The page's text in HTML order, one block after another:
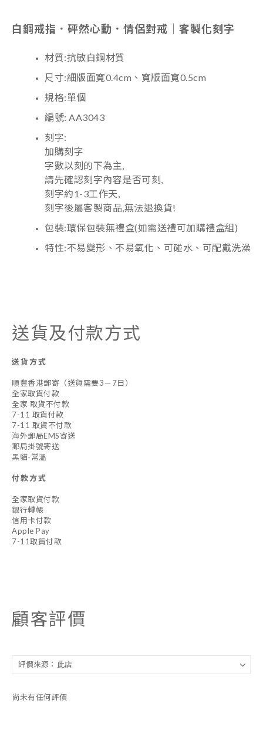
白鋼戒指．砰然心動．情侶對戒｜客製化刻字
材質:抗敏白鋼材質
尺寸:細版面寬0.4cm、寬版面寬0.5cm
規格:單個
編號: AA3043
刻字:
加購刻字
字數以刻的下為主,
請先確認刻字內容是否可刻,
刻字約1-3工作天,
刻字後屬客製商品,無法退換貨!
包裝:環保包裝無禮盒(如需送禮可加購禮盒組)
特性:不易變形、不易氧化、可碰水、可配戴洗澡
送貨及付款方式
送貨方式
順豐香港郵寄（送貨需要3－7日）
全家取貨付款
全家 取貨不付款
7-11 取貨付款
7-11 取貨不付款
海外郵局EMS寄送
郵局掛號寄送
黑貓-常溫
付款方式
全家取貨付款
銀行轉帳
信用卡付款
Apple Pay
7-11取貨付款
顧客評價
尚未有任何評價